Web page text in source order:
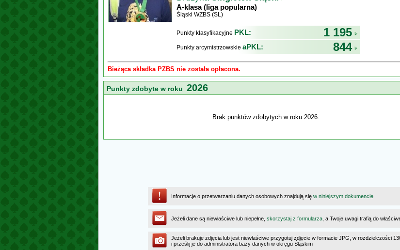
A-klasa (liga popularna)
Śląski WZBS (SL)
Punkty klasyfikacyjne PKL: 1 195
Punkty arcymistrzowskie aPKL: 844
Bieżąca składka PZBS nie została opłacona.
Punkty zdobyte w roku 2026
Brak punktów zdobytych w roku 2026.
Informacje o przetwarzaniu danych osobowych znajdują się w niniejszym dokumencie
Jeżeli dane są niewłaściwe lub niepełne, skorzystaj z formularza , a Twoje uwagi trafią do
Jeżeli brakuje zdjęcia lub jest niewłaściwe przygotuj zdjęcie w formacie JPG, w rozdzielczości
i prześlij je do administratora bazy danych w okręgu Śląskim